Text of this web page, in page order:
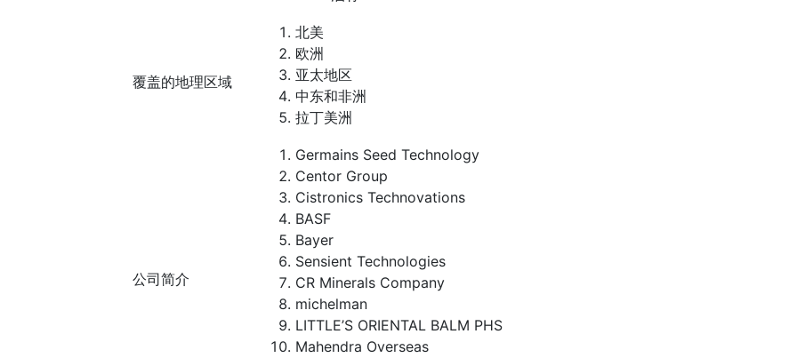
覆盖的地理区域
北美
欧洲
亚太地区
中东和非洲
拉丁美洲
公司简介
Germains Seed Technology
Centor Group
Cistronics Technovations
BASF
Bayer
Sensient Technologies
CR Minerals Company
michelman
LITTLE’S ORIENTAL BALM PHS
Mahendra Overseas